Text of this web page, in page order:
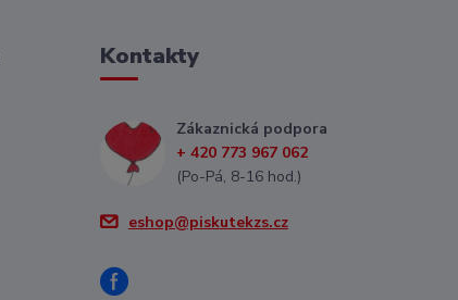
Kontakty
Zákaznická podpora
+ 420 773 967 062
(Po-Pá, 8-16 hod.)
eshop@piskutekzs.cz